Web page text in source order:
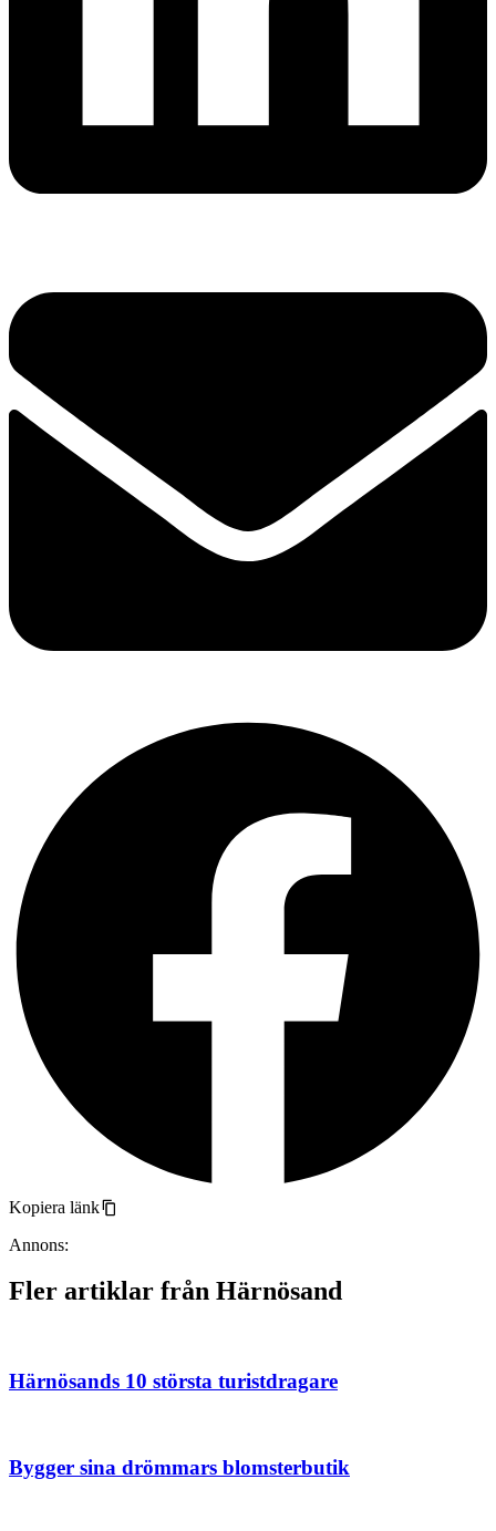
Kopiera länk
Annons:
Fler artiklar från Härnösand
Härnösands 10 största turistdragare
Bygger sina drömmars blomsterbutik